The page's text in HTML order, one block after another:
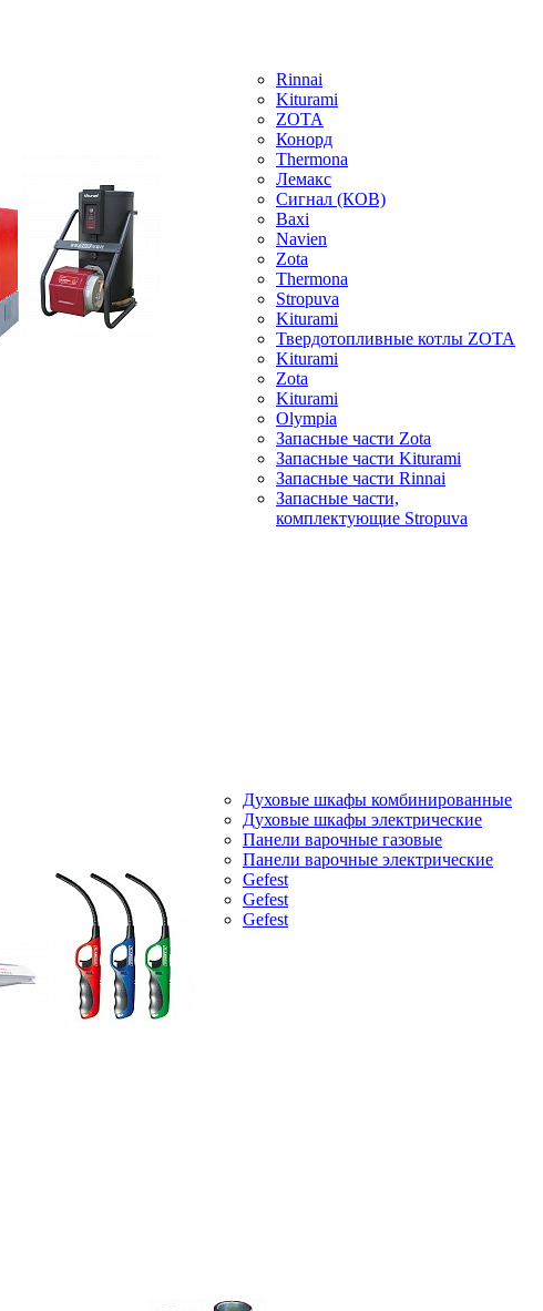
Rinnai
Kiturami
ZOTA
Конорд
Thermona
Лемакс
Сигнал (КОВ)
Baxi
Navien
Zota
Thermona
Stropuva
Kiturami
Твердотопливные котлы ZOTA
Kiturami
Zota
Kiturami
Olympia
Запасные части Zota
Запасные части Kiturami
Запасные части Rinnai
Запасные части,
комплектующие Stropuva
Духовые шкафы комбинированные
Духовые шкафы электрические
Панели варочные газовые
Панели варочные электрические
Gefest
Gefest
Gefest